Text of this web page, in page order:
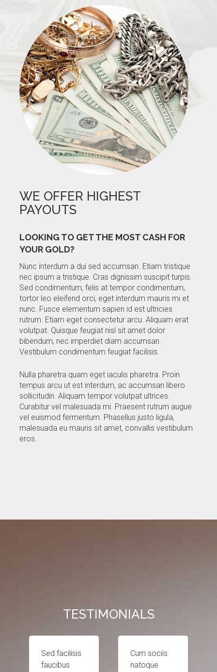
WE OFFER HIGHEST
PAYOUTS
LOOKING TO GET THE MOST CASH FOR
YOUR GOLD?
Nunc interdum a dui sed accumsan. Etiam tristique
nec ipsum a tristique. Cras dignissim suscipit turpis.
Sed condimentum, felis at tempor condimentum,
tortor leo eleifend orci, eget interdum mauris mi et
nunc. Fusce elementum sapien id est ultricies
rutrum. Etiam eget consectetur arcu. Aliquam erat
volutpat. Quisque feugiat nisl sit amet dolor
bibendum, nec imperdiet diam accumsan.
Vestibulum condimentum feugiat facilisis.
Nulla pharetra quam eget iaculis pharetra. Proin
tempus arcu ut est interdum, ac accumsan libero
sollicitudin. Aliquam tempor volutpat ultrices.
Curabitur vel malesuada mi. Praesent rutrum augue
vel euismod fermentum. Phasellus justo ligula,
malesuada eu mauris sit amet, convallis vestibulum
eros.
TESTIMONIALS
Sed facilisis
faucibus
Cum sociis
natoque